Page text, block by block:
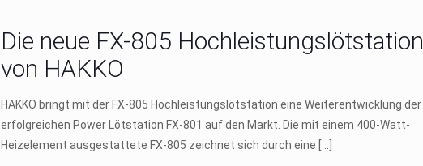
Die neue FX-805 Hochleistungslötstation
von HAKKO
HAKKO bringt mit der FX-805 Hochleistungslötstation eine Weiterentwicklung der
erfolgreichen Power Lötstation FX-801 auf den Markt. Die mit einem 400-Watt-
Heizelement ausgestattete FX-805 zeichnet sich durch eine